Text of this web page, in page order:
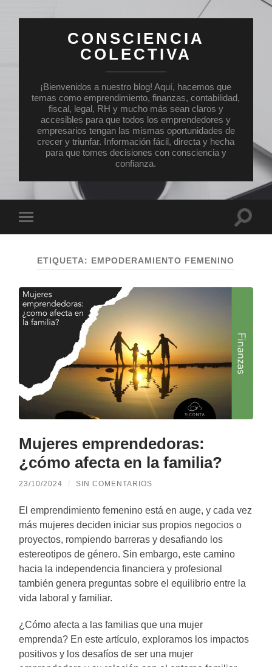
CONSCIENCIA
COLECTIVA
¡Bienvenidos a nuestro blog! Aquí, hacemos que
temas como emprendimiento, finanzas, contabilidad,
fiscal, legal, RH y mucho más sean claros y
accesibles para que todos los emprendedores y
empresarios tengan las mismas oportunidades de
crecer y triunfar. Información fácil, directa y hecha
para que tomes decisiones con consciencia y
confianza.
el
móvil
ETIQUETA: EMPODERAMIENTO FEMENINO
Mujeres emprendedoras:
¿cómo afecta en la familia?
23/10/2024 / SIN COMENTARIOS
El emprendimiento femenino está en auge, y cada vez
más mujeres deciden iniciar sus propios negocios o
proyectos, rompiendo barreras y desafiando los
estereotipos de género. Sin embargo, este camino
hacia la independencia financiera y profesional
también genera preguntas sobre el equilibrio entre la
vida laboral y familiar.
¿Cómo afecta a las familias que una mujer
emprenda? En este artículo, exploramos los impactos
positivos y los desafíos de ser una mujer